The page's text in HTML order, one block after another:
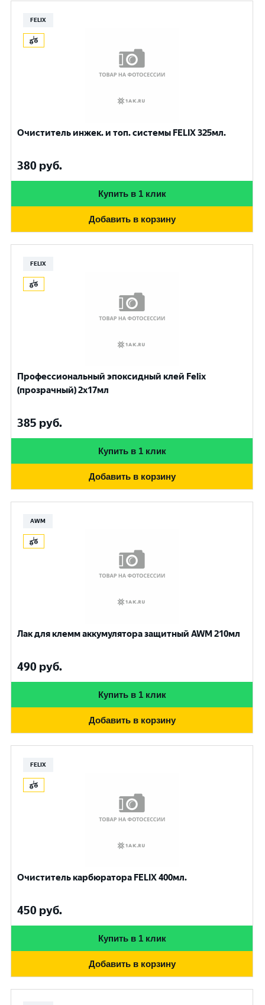
FELIX
Очиститель инжек. и топ. системы FELIX 325мл.
380 руб.
Купить в 1 клик
Добавить в корзину
FELIX
Профессиональный эпоксидный клей Felix
(прозрачный) 2х17мл
385 руб.
Купить в 1 клик
Добавить в корзину
AWM
Лак для клемм аккумулятора защитный AWM 210мл
490 руб.
Купить в 1 клик
Добавить в корзину
FELIX
Очиститель карбюратора FELIX 400мл.
450 руб.
Купить в 1 клик
Добавить в корзину